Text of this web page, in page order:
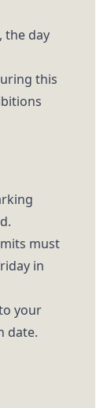
the day
this
must
in
your
date.